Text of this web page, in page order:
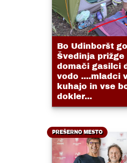
Bo Udinboršt
Švedinja
domači gasilci
vodo ....mladci
kuhajo in vse
dokler...
PREŠERNO MESTO